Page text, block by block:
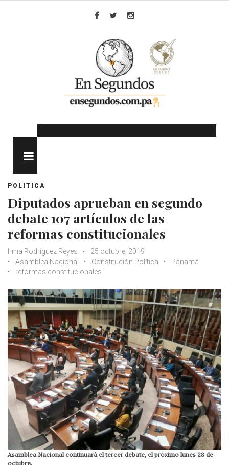
POLITICA
Diputados aprueban en segundo
debate 107 artículos de las
reformas constitucionales
Irma Rodríguez Reyes
25 octubre, 2019
Asamblea Nacional
Constitución Política
Panamá
reformas constitucionales
Asamblea Nacional continuará el tercer debate, el próximo lunes 28 de
octubre.